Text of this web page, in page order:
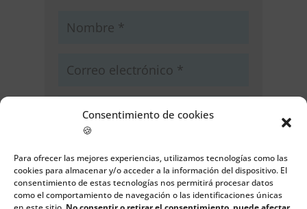
Consentimiento de cookies
🍪
Para ofrecer las mejores experiencias, utilizamos tecnologías como las
cookies para almacenar y/o acceder a la información del dispositivo. El
consentimiento de estas tecnologías nos permitirá procesar datos
como el comportamiento de navegación o las identificaciones únicas
electrónico y web en este navegador
para la próxima vez que comente.